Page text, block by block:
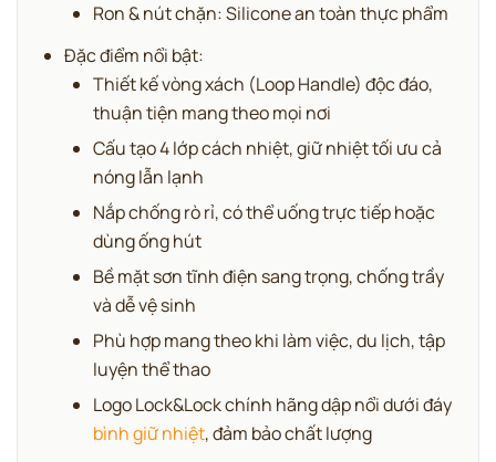
Ron & nút chặn: Silicone an toàn thực phẩm
Đặc điểm nổi bật:
Thiết kế vòng xách (Loop Handle) độc đáo,
thuận tiện mang theo mọi nơi
Cấu tạo 4 lớp cách nhiệt, giữ nhiệt tối ưu cả
nóng lẫn lạnh
Nắp chống rò rỉ, có thể uống trực tiếp hoặc
dùng ống hút
Bề mặt sơn tĩnh điện sang trọng, chống trầy
và dễ vệ sinh
Phù hợp mang theo khi làm việc, du lịch, tập
luyện thể thao
Logo Lock&Lock chính hãng dập nổi dưới đáy
bình giữ nhiệt, đảm bảo chất lượng